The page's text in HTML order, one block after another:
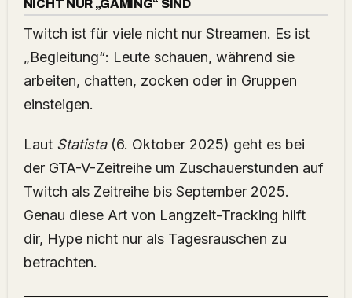
NICHT NUR „GAMING“ SIND
Twitch ist für viele nicht nur Streamen. Es ist
„Begleitung“: Leute schauen, während sie
arbeiten, chatten, zocken oder in Gruppen
einsteigen.
Laut Statista(6. Oktober 2025) geht es bei
der GTA-V-Zeitreihe um Zuschauerstunden auf
Twitch als Zeitreihe bis September 2025.
Genau diese Art von Langzeit-Tracking hilft
dir, Hype nicht nur als Tagesrauschen zu
betrachten.